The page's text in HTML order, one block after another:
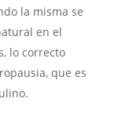
la misma se
en el
lo correcto
que es